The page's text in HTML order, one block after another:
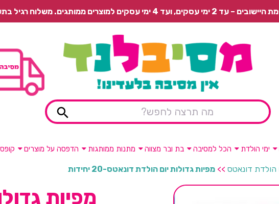
משלוח רגיל בתשלום או איסוף עצמי חינם.
ימי הולדת הכל למסיבה בת ובר מצווה מתנות ממותגות הדפסה על מוצרים
הולדת דונאטס >> מפיות גדולות יום הולדת דונאטס-20 יחידות
מפיות